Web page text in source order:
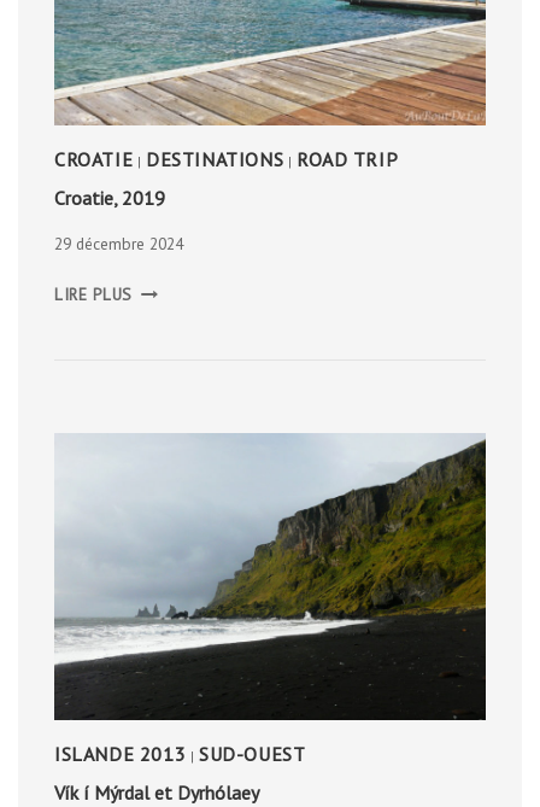
CROATIE | DESTINATIONS | ROAD TRIP
Croatie, 2019
29 décembre 2024
LIRE PLUS 2019
ISLANDE 2013 | SUD-OUEST
Vík í Mýrdal et Dyrhólaey